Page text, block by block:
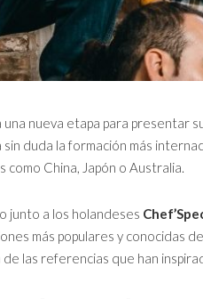
una nueva etapa para presentar
duda la formación más
como China, Japón o Australia.
junto a los holandeses
más populares y conocidas
de las referencias que han